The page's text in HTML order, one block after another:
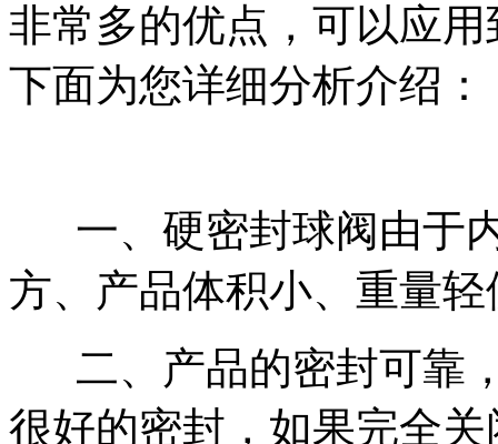
非常多的优点，可以应
下面为您详细分析介绍：
一、硬密封球阀由于
方、产品体积小、重量
二、产品的密封可靠
很好的密封，如果完全